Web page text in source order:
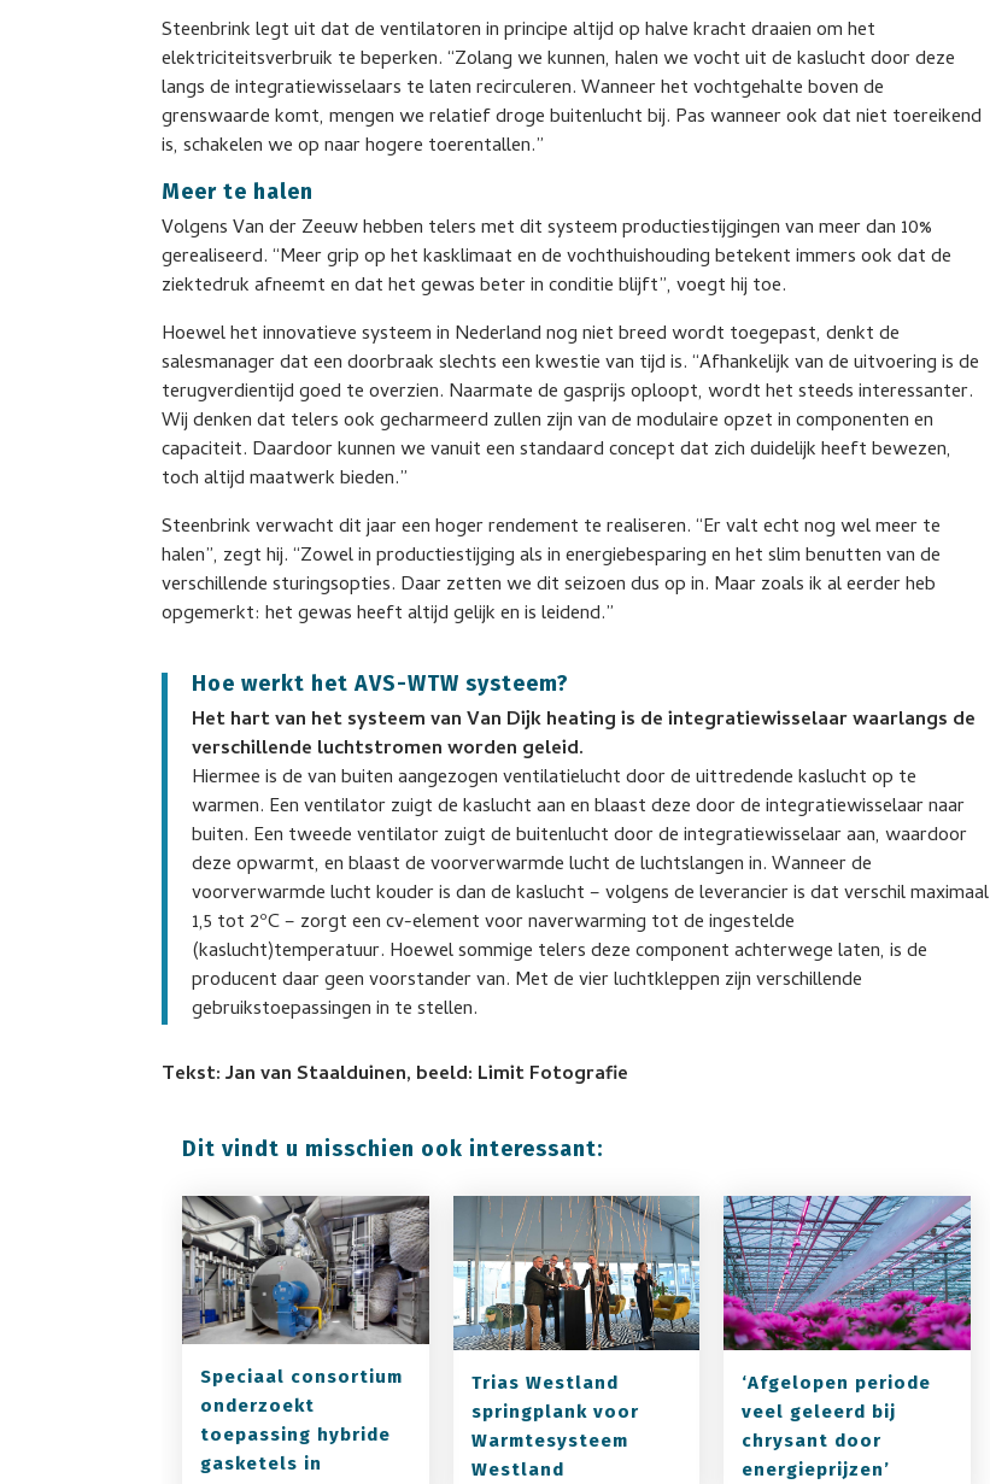
Steenbrink legt uit dat de ventilatoren in principe altijd op halve kracht draaien om het
elektriciteitsverbruik te beperken. “Zolang we kunnen, halen we vocht uit de kaslucht door deze
langs de integratiewisselaars te laten recirculeren. Wanneer het vochtgehalte boven de
grenswaarde komt, mengen we relatief droge buitenlucht bij. Pas wanneer ook dat niet toereikend
is, schakelen we op naar hogere toerentallen.”
Meer te halen
Volgens Van der Zeeuw hebben telers met dit systeem productiestijgingen van meer dan 10%
gerealiseerd. “Meer grip op het kasklimaat en de vochthuishouding betekent immers ook dat de
ziektedruk afneemt en dat het gewas beter in conditie blijft”, voegt hij toe.
Hoewel het innovatieve systeem in Nederland nog niet breed wordt toegepast, denkt de
salesmanager dat een doorbraak slechts een kwestie van tijd is. “Afhankelijk van de uitvoering is de
terugverdientijd goed te overzien. Naarmate de gasprijs oploopt, wordt het steeds interessanter.
Wij denken dat telers ook gecharmeerd zullen zijn van de modulaire opzet in componenten en
capaciteit. Daardoor kunnen we vanuit een standaard concept dat zich duidelijk heeft bewezen,
toch altijd maatwerk bieden.”
Steenbrink verwacht dit jaar een hoger rendement te realiseren. “Er valt echt nog wel meer te
halen”, zegt hij. “Zowel in productiestijging als in energiebesparing en het slim benutten van de
verschillende sturingsopties. Daar zetten we dit seizoen dus op in. Maar zoals ik al eerder heb
opgemerkt: het gewas heeft altijd gelijk en is leidend.”
Hoe werkt het AVS-WTW systeem?
Het hart van het systeem van Van Dijk heating is de integratiewisselaar waarlangs de
verschillende luchtstromen worden geleid.
Hiermee is de van buiten aangezogen ventilatielucht door de uittredende kaslucht op te
warmen. Een ventilator zuigt de kaslucht aan en blaast deze door de integratiewisselaar naar
buiten. Een tweede ventilator zuigt de buitenlucht door de integratiewisselaar aan, waardoor
deze opwarmt, en blaast de voorverwarmde lucht de luchtslangen in. Wanneer de
voorverwarmde lucht kouder is dan de kaslucht – volgens de leverancier is dat verschil maximaal
1,5 tot 2ºC – zorgt een cv-element voor naverwarming tot de ingestelde
(kaslucht)temperatuur. Hoewel sommige telers deze component achterwege laten, is de
producent daar geen voorstander van. Met de vier luchtkleppen zijn verschillende
gebruikstoepassingen in te stellen.
Tekst: Jan van Staalduinen, beeld: Limit Fotografie
Dit vindt u misschien ook interessant:
Speciaal consortium
onderzoekt
toepassing hybride
gasketels in
Trias Westland
springplank voor
Warmtesysteem
Westland
‘Afgelopen periode
veel geleerd bij
chrysant door
energieprijzen’